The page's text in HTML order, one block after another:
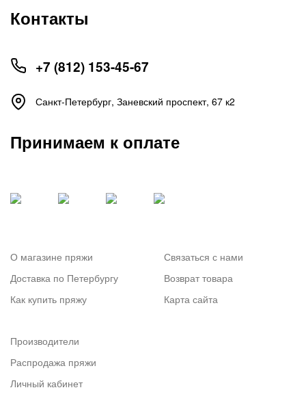
О магазине пряжи
Доставка по Петербургу
Как купить пряжу
Связаться с нами
Возврат товара
Карта сайта
Производители
Распродажа пряжи
Личный кабинет
Контакты
+7 (812) 153-45-67
Санкт-Петербург, ​Заневский проспект, 67 к2
Принимаем к оплате